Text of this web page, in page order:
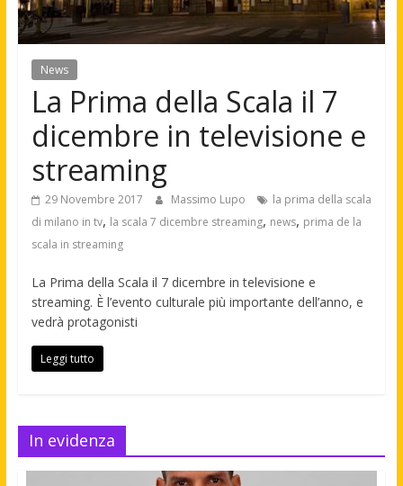
News
La Prima della Scala il 7
dicembre in televisione e
streaming
29 Novembre 2017 Massimo Lupo
la prima della scala
di milano in tv, la scala 7 dicembre streaming, news, prima de la
scala in streaming
La Prima della Scala il 7 dicembre in televisione e
streaming. È l’evento culturale più importante dell’anno, e
vedrà protagonisti
Leggi tutto
In evidenza